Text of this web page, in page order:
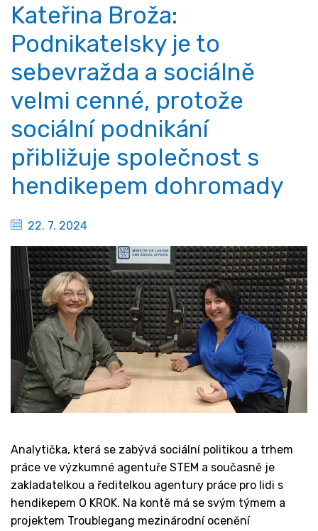
Kateřina Broža:
Podnikatelsky je to
sebevražda a sociálně
velmi cenné, protože
sociální podnikání
přibližuje společnost s
hendikepem dohromady
22. 7. 2024
Analytička, která se zabývá sociální politikou a trhem
práce ve výzkumné agentuře STEM a současně je
zakladatelkou a ředitelkou agentury práce pro lidi s
hendikepem O KROK. Na kontě má se svým týmem a
projektem Troublegang mezinárodní ocenění